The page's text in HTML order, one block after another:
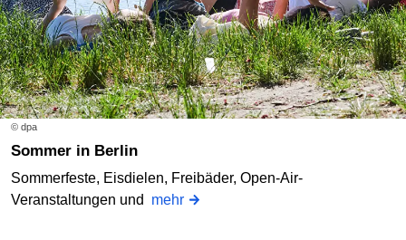
© dpa
Sommer in Berlin
Sommerfeste, Eisdielen, Freibäder, Open-Air-
Veranstaltungen und mehr